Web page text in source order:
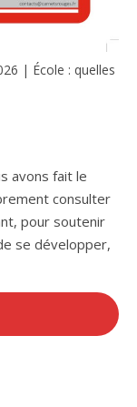
| École : quelles
avons fait le
consulter
pour soutenir
se développer,